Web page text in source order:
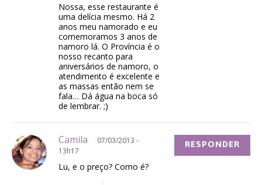
Nossa, esse restaurante é
uma delícia mesmo. Há 2
anos meu namorado e eu
comemoramos 3 anos de
namoro lá. O Província é o
nosso recanto para
aniversários de namoro, o
atendimento é excelente e
as massas então nem se
fala… Dá água na boca só
de lembrar. ;)
Camila
07/03/2013 -
13h17
Lu, e o preço? Como é?
RESPONDER